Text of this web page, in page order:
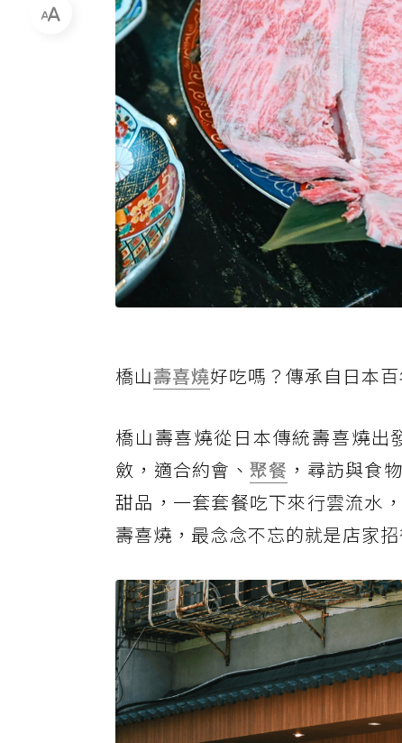
橋山壽喜燒好吃嗎？傳承自日本
橋山壽喜燒從日本傳統壽喜燒出
斂，適合約會、 聚餐 ，尋訪與食
甜品，一套套餐吃下來行雲流水
壽喜燒，最念念不忘的就是店家